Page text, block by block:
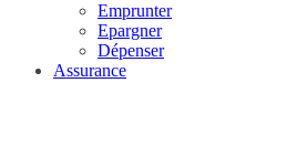
Emprunter
Epargner
Dépenser
Assurance